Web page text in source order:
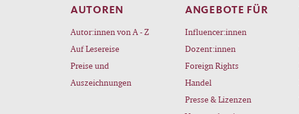
AUTOREN
Autor:innen von A - Z
Auf Lesereise
Preise und
Auszeichnungen
ANGEBOTE FÜR
Influencer:innen
Dozent:innen
Foreign Rights
Handel
Presse & Lizenzen